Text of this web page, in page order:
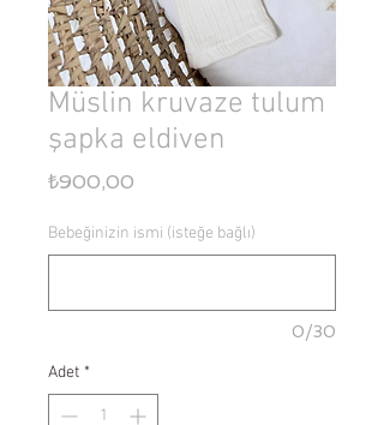
Müslin kruvaze tulum
şapka eldiven
₺900,00
Bebeğinizin ismi (isteğe bağlı)
0/30
Adet *